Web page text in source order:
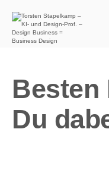
BLOG
0 EURO
PRODUKTE
Besten
Du